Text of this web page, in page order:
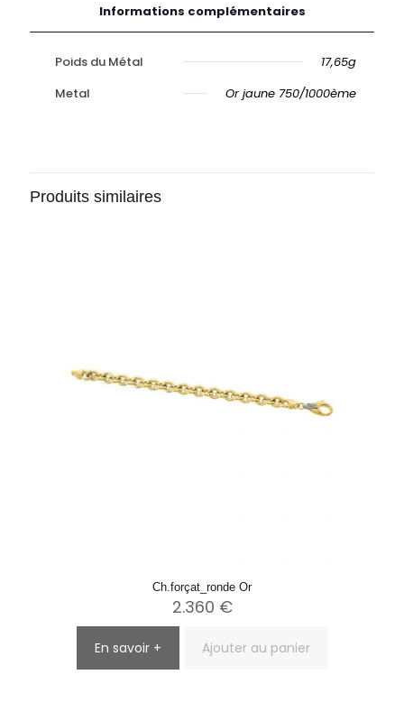
Informations complémentaires
Poids du Métal
17,65g
Metal
Or jaune 750/1000ème
Produits similaires
Ch.forçat_ronde Or
2.360 €
En savoir + Ajouter au panier